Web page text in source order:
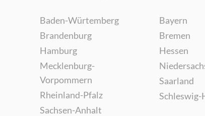
Baden-Würtemberg
Brandenburg
Hamburg
Mecklenburg-
Vorpommern
Rheinland-Pfalz
Sachsen-Anhalt
Bayern
Bremen
Hessen
Saarland